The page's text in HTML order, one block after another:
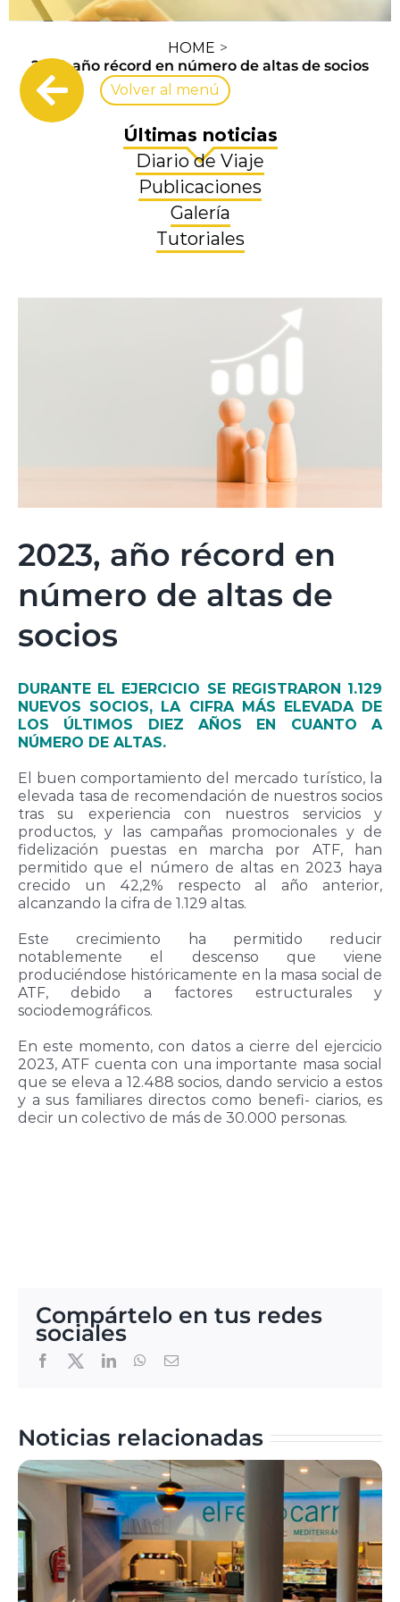
HOME
2023, año récord en número de altas de socios
Volver al menú
Últimas noticias
Diario de Viaje
Publicaciones
Galería
Tutoriales
2023, año récord en
número de altas de
socios
DURANTE EL EJERCICIO SE REGISTRARON 1.129
NUEVOS SOCIOS, LA CIFRA MÁS ELEVADA DE
LOS ÚLTIMOS DIEZ AÑOS EN CUANTO A
NÚMERO DE ALTAS.
El buen comportamiento del mercado turístico, la
elevada tasa de recomendación de nuestros socios
tras su experiencia con nuestros servicios y
productos, y las campañas promocionales y de
fidelización puestas en marcha por ATF, han
permitido que el número de altas en 2023 haya
crecido un 42,2% respecto al año anterior,
alcanzando la cifra de 1.129 altas.
Este crecimiento ha permitido reducir
notablemente el descenso que viene
produciéndose históricamente en la masa social de
ATF, debido a factores estructurales y
sociodemográficos.
En este momento, con datos a cierre del ejercicio
2023, ATF cuenta con una importante masa social
que se eleva a 12.488 socios, dando servicio a estos
y a sus familiares directos como benefi- ciarios, es
decir un colectivo de más de 30.000 personas.
Compártelo en tus redes
sociales
FacebookTwitterLinkedInWhatsApp
Email
Noticias relacionadas